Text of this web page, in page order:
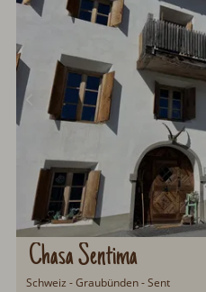
Chasa Sentima
Schweiz - Graubünden - Sent